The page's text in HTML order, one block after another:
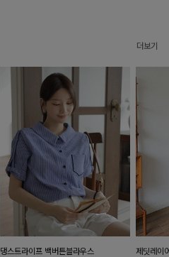
더보기
댕스트라이프 백버튼블라우스 제딧레이